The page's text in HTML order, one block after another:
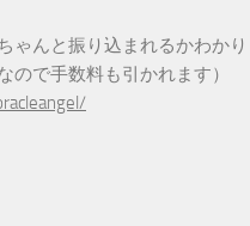
ゃんと振り込まれるかわか
ので手数料も引かれます）